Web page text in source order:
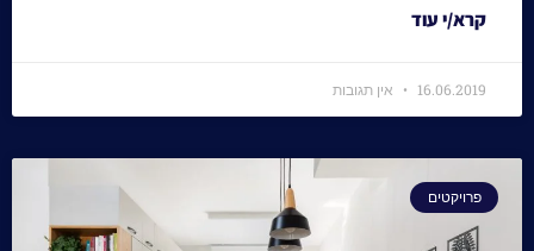
קרא/י עוד
16.06.2019 אין תגובות
פרויקטים